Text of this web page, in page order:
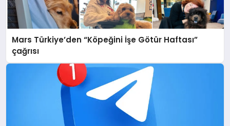
Mars Türkiye’den “Köpeğini İşe Götür Haftası”
çağrısı